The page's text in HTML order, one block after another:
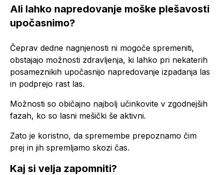
Ali lahko napredovanje moške plešavosti
upočasnimo?
Čeprav dedne nagnjenosti ni mogoče spremeniti,
obstajajo možnosti zdravljenja, ki lahko pri nekaterih
posameznikih upočasnijo napredovanje izpadanja las
in podprejo rast las.
Možnosti so običajno najbolj učinkovite v zgodnejših
fazah, ko so lasni mešički še aktivni.
Zato je koristno, da spremembe prepoznamo čim
prej in jih spremljamo skozi čas.
Kaj si velja zapomniti?